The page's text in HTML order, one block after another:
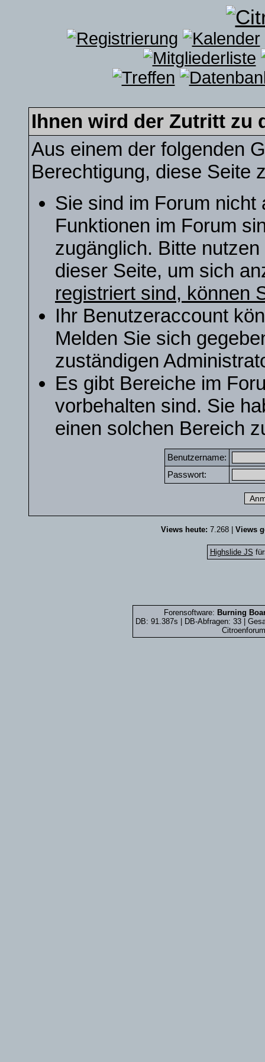
Ihnen wird der Zutritt zu
Aus einem der folgenden
Berechtigung, diese Seite
Sie sind im Forum nicht
Funktionen im Forum
zugänglich. Bitte
dieser Seite, um sich
registriert sind, können
Ihr Benutzeraccount
Melden Sie sich
zuständigen
Es gibt Bereiche im
vorbehalten sind. Sie
einen solchen Bereich
Benutzername:
Passwort:
Views heute: 7.268 | Views
Highslide JS
Forensoftware: Burning
DB: 91.387s | DB-Abfragen: 33 |